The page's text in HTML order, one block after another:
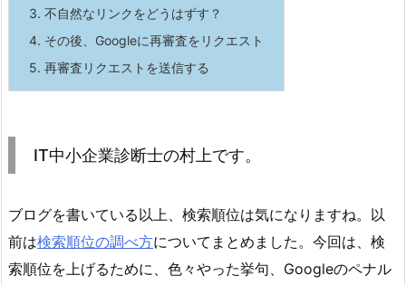
3. 不自然なリンクをどうはずす？
4. その後、Googleに再審査をリクエスト
5. 再審査リクエストを送信する
IT中小企業診断士の村上です。
ブログを書いている以上、検索順位は気になりますね。以
前は検索順位の調べ方についてまとめました。今回は、検
索順位を上げるために、色々やった挙句、Googleのペナル